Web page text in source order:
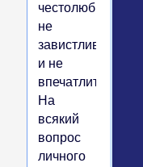
честолюбивы,
не
завистливы
и не
впечатлительны.
На
всякий
вопрос
личного